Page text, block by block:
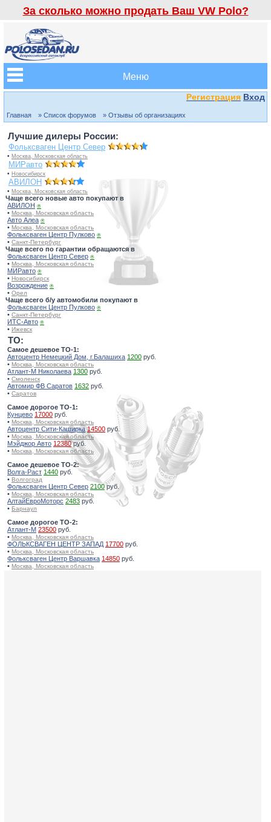
За сколько можно продать Ваш VW Polo?
Меню
Регистрация Вход
Главная » Список форумов » Отзывы об организациях
Лучшие дилеры России:
Фольксваген Центр Север
• Москва, Московская область
МИРавто
• Новосибирск
АВИЛОН
• Москва, Московская область
Чаще всего новые авто покупают в
АВИЛОН ⍟
• Москва, Московская область
Авто Алеа ⍟
• Москва, Московская область
Фольксваген Центр Пулково ⍟
• Санкт-Петербург
Чаще всего по гарантии обращаются в
Фольксваген Центр Север ⍟
• Москва, Московская область
МИРавто ⍟
• Новосибирск
Возрождение ⍟
• Орел
Чаще всего б/у автомобили покупают в
Фольксваген Центр Пулково ⍟
• Санкт-Петербург
ИТС-Авто ⍟
• Ижевск
TO:
Самое дешевое ТО-1:
Автоцентр Немецкий Дом, г.Балашиха 1200 руб.
• Москва, Московская область
Атлант-М Николаева 1300 руб.
• Смоленск
Автомир ФВ Саратов 1632 руб.
• Саратов
Самое дорогое ТО-1:
Кунцево 17000 руб.
• Москва, Московская область
Автоцентр Сити-Каширка 14500 руб.
• Москва, Московская область
Мэйджор Авто 12380руб.
• Москва, Московская область
Самое дешевое ТО-2:
Волга-Раст 1440 руб.
• Волгоград
Фольксваген Центр Север 2100руб.
• Москва, Московская область
АлтайЕвроМоторс 2483 руб.
• Барнаул
Самое дорогое ТО-2:
Атлант-М 23500 руб.
• Москва, Московская область
ФОЛЬКСВАГЕН ЦЕНТР ЗАПАД 17700 руб.
• Москва, Московская область
Фольксваген Центр Варшавка 14850 руб.
• Москва, Московская область